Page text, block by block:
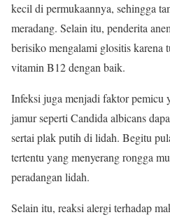
kecil di permukaannya, sehingga
meradang. Selain itu, penderita
berisiko mengalami glositis karena
vitamin B12 dengan baik.
Infeksi juga menjadi faktor pemicu
jamur seperti Candida albicans
sertai plak putih di lidah. Begitu
tertentu yang menyerang rongga
peradangan lidah.
Selain itu, reaksi alergi terhadap